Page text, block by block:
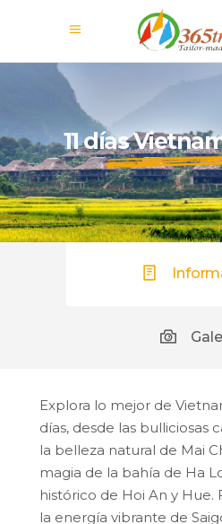
11 días
Explora lo mejor de
días, desde las bulliciosas
la belleza natural de Mai
magia de la bahía de Ha
histórico de Hoi An y Hue.
la energía vibrante de